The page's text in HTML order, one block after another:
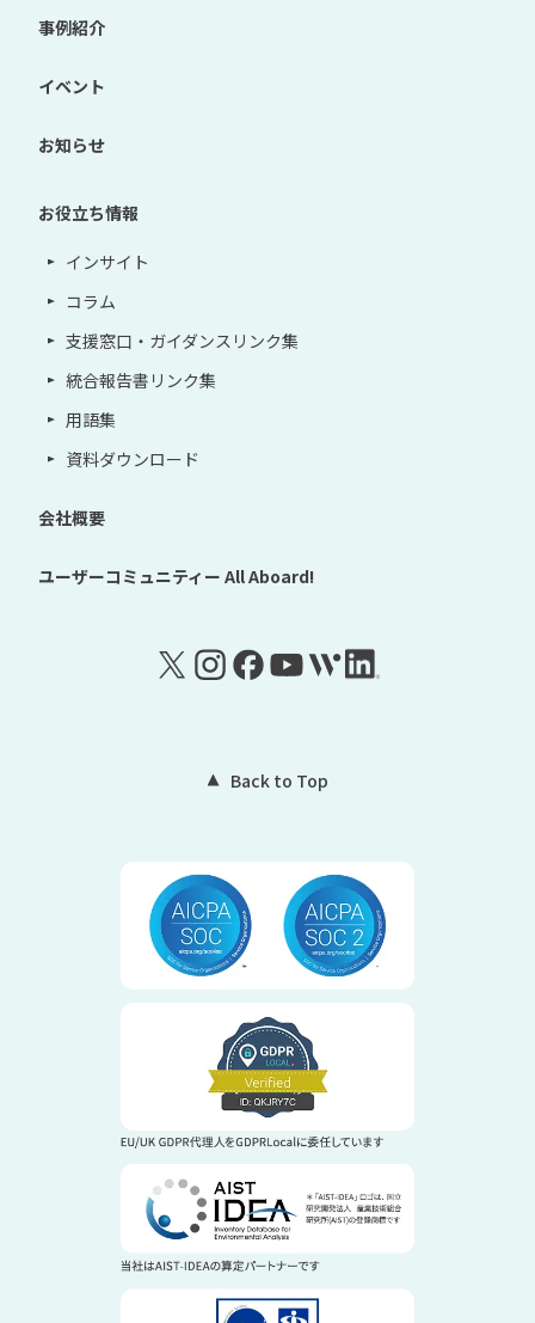
事例紹介
イベント
お知らせ
お役立ち情報
インサイト
コラム
支援窓口・ガイダンスリンク集
統合報告書リンク集
用語集
資料ダウンロード
会社概要
ユーザーコミュニティー All Aboard!
Back to Top